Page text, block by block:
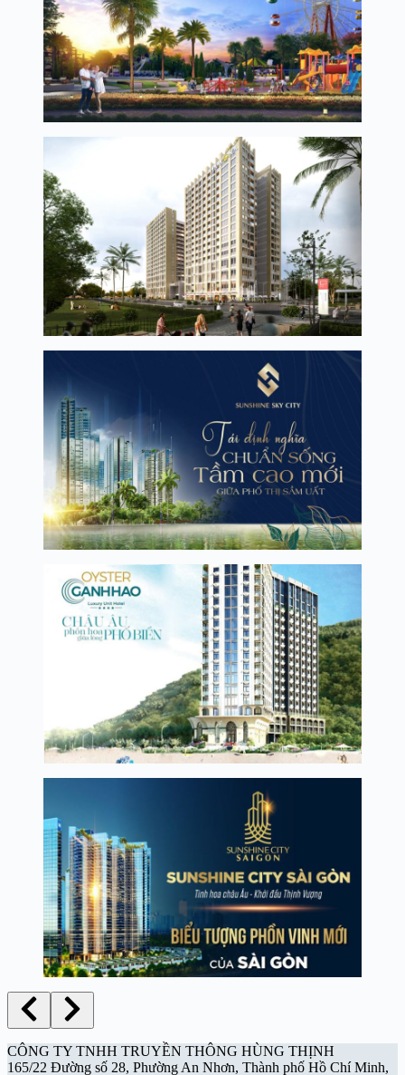
CÔNG TY TNHH TRUYỀN THÔNG HÙNG THỊNH
165/22 Đường số 28, Phường An Nhơn, Thành phố Hồ Chí Minh,